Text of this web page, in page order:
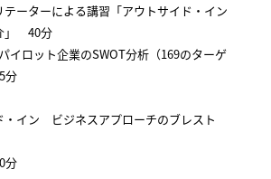
テーターによる講習「アウトサイド・イン
」 40分
イロット企業のSWOT分析（169のターゲ
分
・イン ビジネスアプローチのブレスト
分